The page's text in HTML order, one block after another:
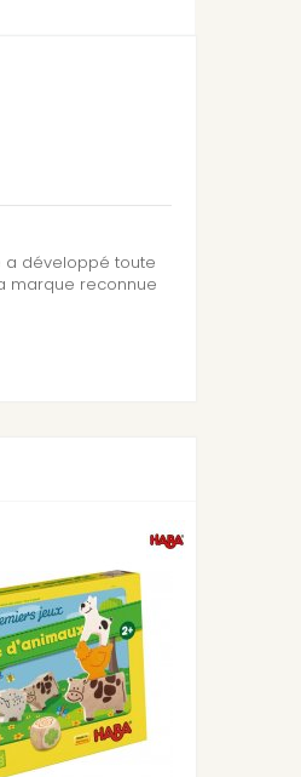
a développé toute
marque reconnue